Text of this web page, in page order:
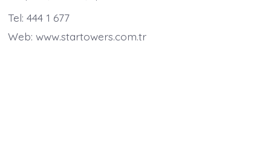
Tel: 444 1 677
Web: www.startowers.com.tr